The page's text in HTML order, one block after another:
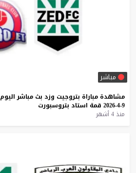
مباشر
مشاهدة مباراة بتروجيت وزد بث مباشر اليوم
9-4-2026
قمة استاد بتروسبورت
منذ 4 أشهر